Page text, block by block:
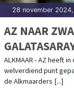
28 november
AZ NAAR
ALKMAAR - AZ heeft
welverdiend punt
de Alkmaarders [...]